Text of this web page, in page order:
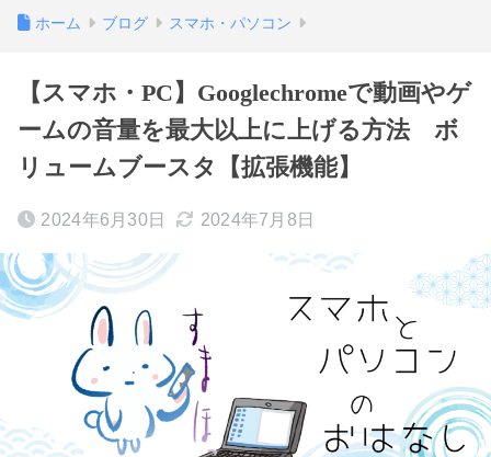
ホーム ブログ スマホ・パソコン
【スマホ・PC】Googlechromeで動画やゲ
ームの音量を最大以上に上げる方法 ボ
リュームブースタ【拡張機能】
2024年6月30日 2024年7月8日